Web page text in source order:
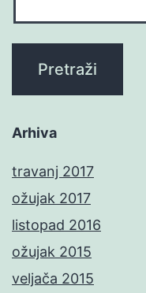
Arhiva
travanj 2017
ožujak 2017
listopad 2016
ožujak 2015
veljača 2015